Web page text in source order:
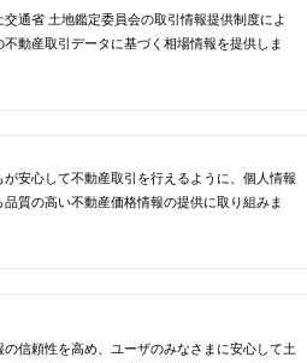
通省 土地鑑定委員会の取引情報提供制度によ
不動産取引データに基づく相場情報を提供しま
が安心して不動産取引を行えるように、個人情報
質の高い不動産価格情報の提供に取り組みま
の信頼性を高め、ユーザのみなさまに安心して土